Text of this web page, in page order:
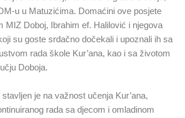
u u Matuzićima. Domaćini ove posjete
MIZ Doboj, Ibrahim ef. Halilović i njegova
su goste srdačno dočekali i upoznali ih sa
rada škole Kur’ana, kao i sa životom
Doboja.
je na važnost učenja Kur’ana,
rada sa djecom i omladinom